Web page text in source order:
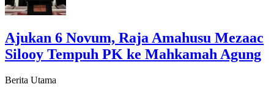
Ajukan 6 Novum, Raja Amahusu Mezaac
Silooy Tempuh PK ke Mahkamah Agung
Berita Utama